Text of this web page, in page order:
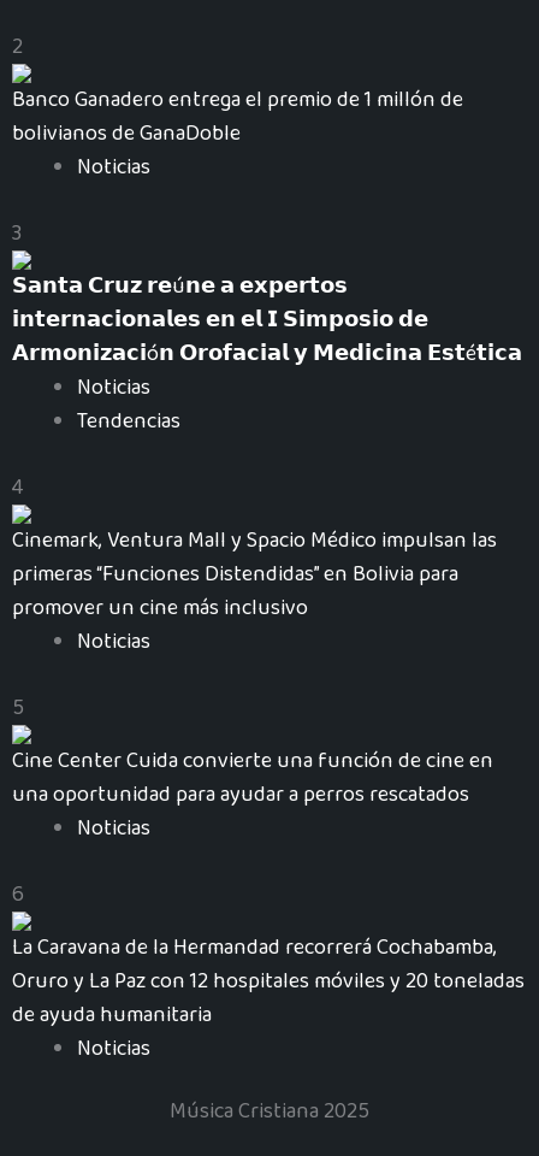
2
Banco Ganadero entrega el premio de 1 millón de
bolivianos de GanaDoble
Noticias
3
𝗦𝗮𝗻𝘁𝗮 𝗖𝗿𝘂𝘇 𝗿𝗲ú𝗻𝗲 𝗮 𝗲𝘅𝗽𝗲𝗿𝘁𝗼𝘀
𝗶𝗻𝘁𝗲𝗿𝗻𝗮𝗰𝗶𝗼𝗻𝗮𝗹𝗲𝘀 𝗲𝗻 𝗲𝗹 𝗜 𝗦𝗶𝗺𝗽𝗼𝘀𝗶𝗼 𝗱𝗲
𝗔𝗿𝗺𝗼𝗻𝗶𝘇𝗮𝗰𝗶ó𝗻 𝗢𝗿𝗼𝗳𝗮𝗰𝗶𝗮𝗹 𝘆 𝗠𝗲𝗱𝗶𝗰𝗶𝗻𝗮 𝗘𝘀𝘁é𝘁𝗶𝗰𝗮
Noticias
Tendencias
4
Cinemark, Ventura Mall y Spacio Médico impulsan las
primeras “Funciones Distendidas” en Bolivia para
promover un cine más inclusivo
Noticias
5
Cine Center Cuida convierte una función de cine en
una oportunidad para ayudar a perros rescatados
Noticias
6
La Caravana de la Hermandad recorrerá Cochabamba,
Oruro y La Paz con 12 hospitales móviles y 20 toneladas
de ayuda humanitaria
Noticias
Música Cristiana 2025